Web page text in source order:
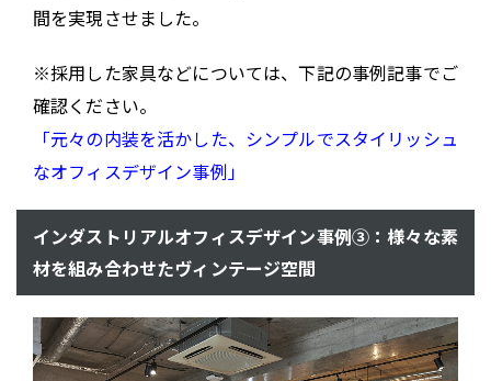
間を実現させました。
※採用した家具などについては、下記の事例記事でご
確認ください。
「元々の内装を活かした、シンプルでスタイリッシュ
なオフィスデザイン事例」
インダストリアルオフィスデザイン事例③：様々な素
材を組み合わせたヴィンテージ空間